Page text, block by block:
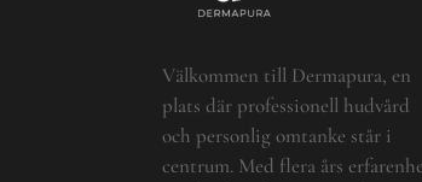
Välkommen till Dermapura, en
plats där professionell hudvård
och personlig omtanke står i
centrum. Med flera års